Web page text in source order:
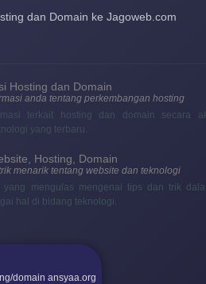
dan Domain ke Jagoweb.com
Hosting dan Domain
anda tentang perkembangan hosting
terkait hosting dan domain secara
yang terbaru.
Hosting, Domain
menarik tentang website dan teknologi
yang mengulas mengenai tips dan trik
hal di bidang teknologi.
domain ansyaa.org